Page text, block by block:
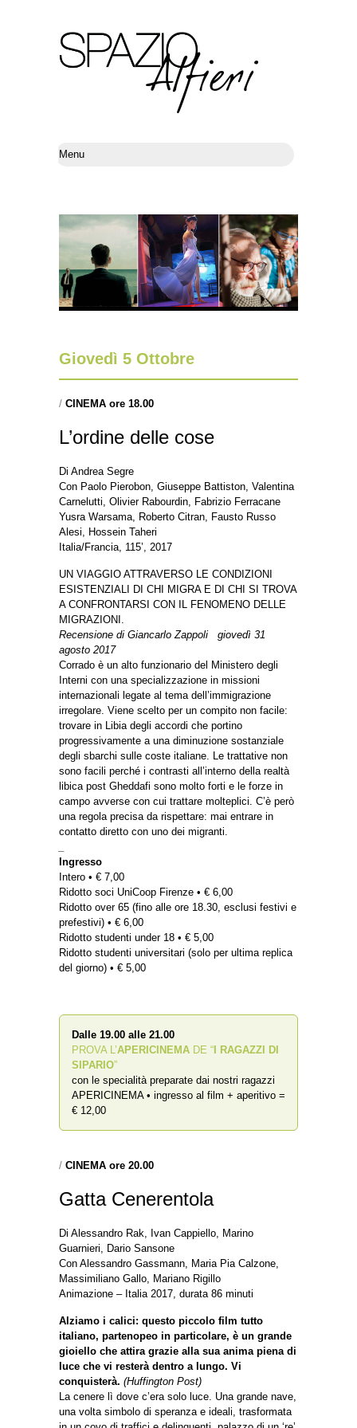
Giovedì 5 Ottobre
/ CINEMA ore 18.00
L’ordine delle cose
Di Andrea Segre
Con Paolo Pierobon, Giuseppe Battiston, Valentina
Carnelutti, Olivier Rabourdin, Fabrizio Ferracane
Yusra Warsama, Roberto Citran, Fausto Russo
Alesi, Hossein Taheri
Italia/Francia, 115’, 2017
UN VIAGGIO ATTRAVERSO LE CONDIZIONI
ESISTENZIALI DI CHI MIGRA E DI CHI SI TROVA
A CONFRONTARSI CON IL FENOMENO DELLE
MIGRAZIONI.
Recensione di Giancarlo Zappoli giovedì 31
agosto 2017
Corrado è un alto funzionario del Ministero degli
Interni con una specializzazione in missioni
internazionali legate al tema dell’immigrazione
irregolare. Viene scelto per un compito non facile:
trovare in Libia degli accordi che portino
progressivamente a una diminuzione sostanziale
degli sbarchi sulle coste italiane. Le trattative non
sono facili perché i contrasti all’interno della realtà
libica post Gheddafi sono molto forti e le forze in
campo avverse con cui trattare molteplici. C’è però
una regola precisa da rispettare: mai entrare in
contatto diretto con uno dei migranti.
Ingresso
Intero • € 7,00
Ridotto soci UniCoop Firenze • € 6,00
Ridotto over 65 (fino alle ore 18.30, esclusi festivi e
prefestivi) • € 6,00
Ridotto studenti under 18 • € 5,00
Ridotto studenti universitari (solo per ultima replica
del giorno) • € 5,00
Dalle 19.00 alle 21.00
PROVA L’APERICINEMA DE “ I RAGAZZI DI
SIPARIO”
con le specialità preparate dai nostri ragazzi
APERICINEMA • ingresso al film + aperitivo =
€ 12,00
/ CINEMA ore 20.00
Gatta Cenerentola
Di Alessandro Rak, Ivan Cappiello, Marino
Guarnieri, Dario Sansone
Con Alessandro Gassmann, Maria Pia Calzone,
Massimiliano Gallo, Mariano Rigillo
Animazione – Italia 2017, durata 86 minuti
Alziamo i calici: questo piccolo film tutto
italiano, partenopeo in particolare, è un grande
gioiello che attira grazie alla sua anima piena di
luce che vi resterà dentro a lungo. Vi
conquisterà. (Huffington Post)
La cenere lì dove c’era solo luce. Una grande nave,
una volta simbolo di speranza e ideali, trasformata